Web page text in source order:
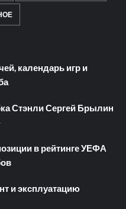
календарь игр и
Стэнли Сергей Брылин
в рейтинге УЕФА
и эксплуатацию